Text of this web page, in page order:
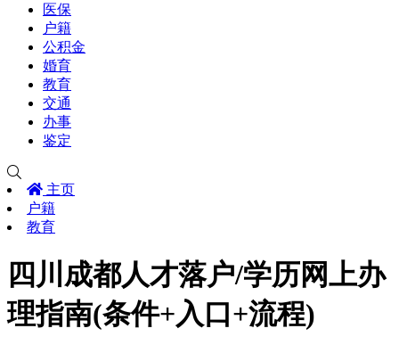
医保
户籍
公积金
婚育
教育
交通
办事
鉴定
主页
户籍
教育
四川成都人才落户/学历网上办
理指南(条件+入口+流程)